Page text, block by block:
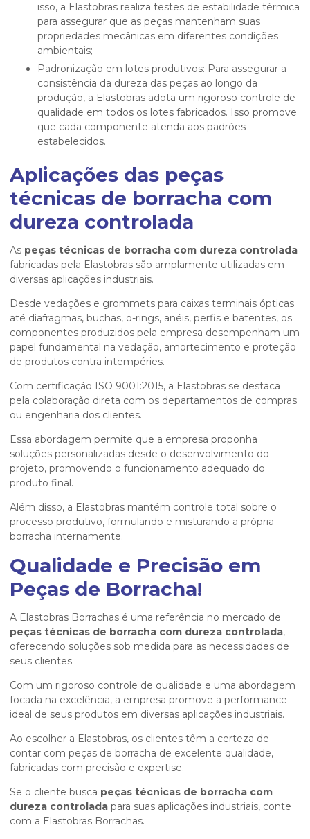
isso, a Elastobras realiza testes de estabilidade térmica
para assegurar que as peças mantenham suas
propriedades mecânicas em diferentes condições
ambientais;
Padronização em lotes produtivos: Para assegurar a
consistência da dureza das peças ao longo da
produção, a Elastobras adota um rigoroso controle de
qualidade em todos os lotes fabricados. Isso promove
que cada componente atenda aos padrões
estabelecidos.
Aplicações das peças
técnicas de borracha com
dureza controlada
As peças técnicas de borracha com dureza controlada
fabricadas pela Elastobras são amplamente utilizadas em
diversas aplicações industriais.
Desde vedações e grommets para caixas terminais ópticas
até diafragmas, buchas, o-rings, anéis, perfis e batentes, os
componentes produzidos pela empresa desempenham um
papel fundamental na vedação, amortecimento e proteção
de produtos contra intempéries.
Com certificação ISO 9001:2015, a Elastobras se destaca
pela colaboração direta com os departamentos de compras
ou engenharia dos clientes.
Essa abordagem permite que a empresa proponha
soluções personalizadas desde o desenvolvimento do
projeto, promovendo o funcionamento adequado do
produto final.
Além disso, a Elastobras mantém controle total sobre o
processo produtivo, formulando e misturando a própria
borracha internamente.
Qualidade e Precisão em
Peças de Borracha!
A Elastobras Borrachas é uma referência no mercado de
peças técnicas de borracha com dureza controlada,
oferecendo soluções sob medida para as necessidades de
seus clientes.
Com um rigoroso controle de qualidade e uma abordagem
focada na excelência, a empresa promove a performance
ideal de seus produtos em diversas aplicações industriais.
Ao escolher a Elastobras, os clientes têm a certeza de
contar com peças de borracha de excelente qualidade,
fabricadas com precisão e expertise.
Se o cliente busca peças técnicas de borracha com
dureza controlada para suas aplicações industriais, conte
com a Elastobras Borrachas.